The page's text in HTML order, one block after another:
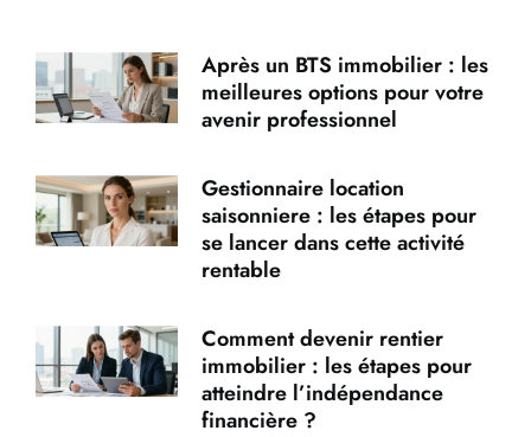
Après un BTS immobilier : les
meilleures options pour votre
avenir professionnel
Gestionnaire location
saisonniere : les étapes pour
se lancer dans cette activité
rentable
Comment devenir rentier
immobilier : les étapes pour
atteindre l’indépendance
financière ?